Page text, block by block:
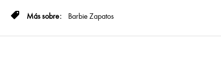
Barbie Zapatos